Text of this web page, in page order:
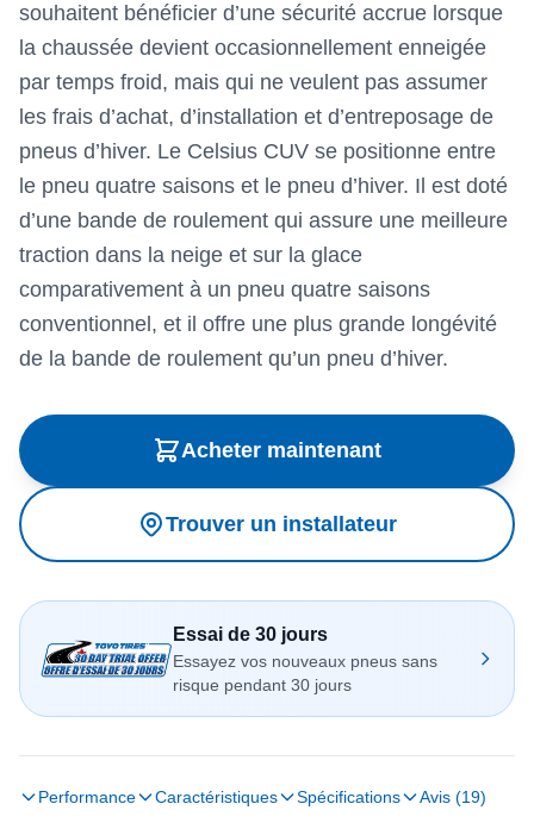
souhaitent bénéficier d’une sécurité accrue lorsque
la chaussée devient occasionnellement enneigée
par temps froid, mais qui ne veulent pas assumer
les frais d’achat, d’installation et d’entreposage de
pneus d’hiver. Le Celsius CUV se positionne entre
le pneu quatre saisons et le pneu d’hiver. Il est doté
d’une bande de roulement qui assure une meilleure
traction dans la neige et sur la glace
comparativement à un pneu quatre saisons
conventionnel, et il offre une plus grande longévité
de la bande de roulement qu’un pneu d’hiver.
Acheter maintenant
Trouver un installateur
Essai de 30 jours
Essayez vos nouveaux pneus sans
risque pendant 30 jours
Performance Caractéristiques Spécifications Avis (19)